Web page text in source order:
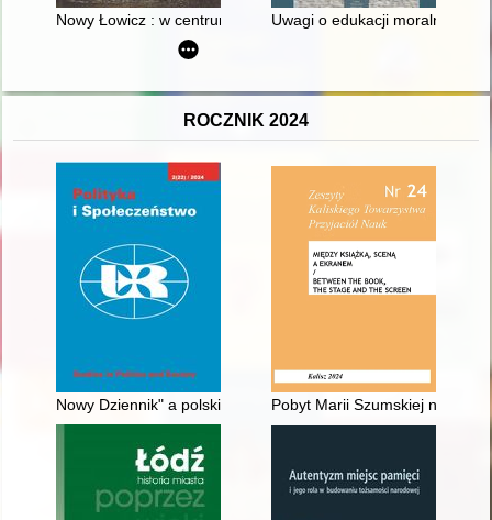
Nowy Łowicz : w centrum poligonu drawskiego od
Uwagi o edukacji moralnej
ROCZNIK 2024
Nowy Dziennik" a polskie dążenia do Sojuszu
Pobyt Marii Szumskiej na